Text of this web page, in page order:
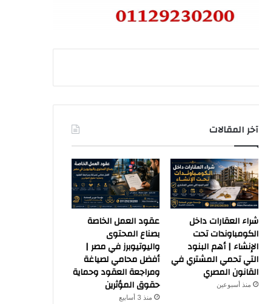
آخر المقالات
شراء العقارات داخل
الكومباوندات تحت
الإنشاء | أهم البنود
التي تحمي المشتري في
القانون المصري
منذ أسبوعين
عقود العمل الخاصة
بصناع المحتوى
واليوتيوبرز في مصر |
أفضل محامي لصياغة
ومراجعة العقود وحماية
حقوق المؤثرين
منذ 3 أسابيع